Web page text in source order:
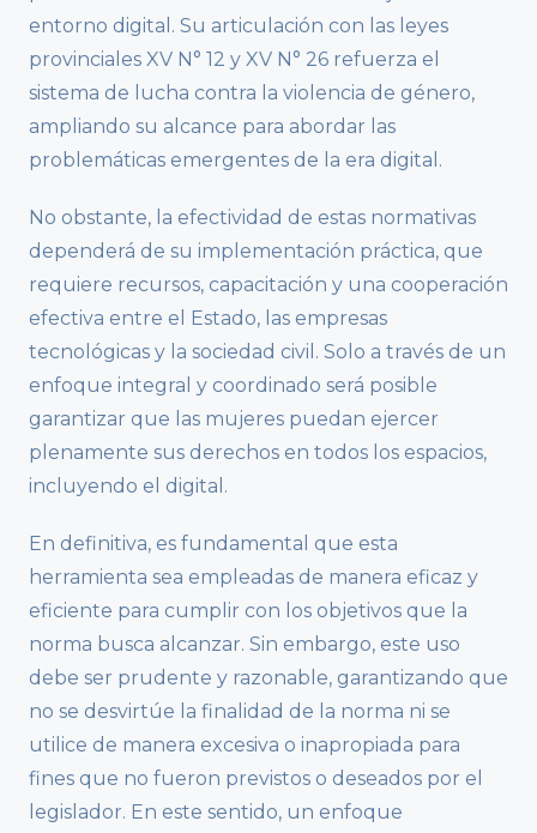
entorno digital. Su articulación con las leyes
provinciales XV N° 12 y XV N° 26 refuerza el
sistema de lucha contra la violencia de género,
ampliando su alcance para abordar las
problemáticas emergentes de la era digital.
No obstante, la efectividad de estas normativas
dependerá de su implementación práctica, que
requiere recursos, capacitación y una cooperación
efectiva entre el Estado, las empresas
tecnológicas y la sociedad civil. Solo a través de un
enfoque integral y coordinado será posible
garantizar que las mujeres puedan ejercer
plenamente sus derechos en todos los espacios,
incluyendo el digital.
En definitiva, es fundamental que esta
herramienta sea empleadas de manera eficaz y
eficiente para cumplir con los objetivos que la
norma busca alcanzar. Sin embargo, este uso
debe ser prudente y razonable, garantizando que
no se desvirtúe la finalidad de la norma ni se
utilice de manera excesiva o inapropiada para
fines que no fueron previstos o deseados por el
legislador. En este sentido, un enfoque